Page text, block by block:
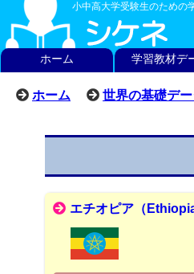
小中高大学受験生のための
ホーム 学習教材デ
ホーム 世界の基礎デー
エチオピア（Ethiopia